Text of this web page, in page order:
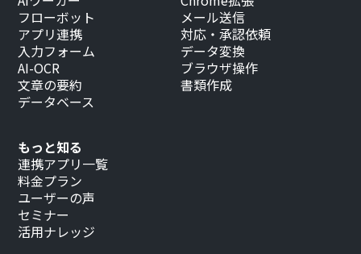
もっと知る
連携アプリ一覧
料金プラン
ユーザーの声
セミナー
活用ナレッジ
フローボット
アプリ連携
入力フォーム
AI-OCR
文章の要約
データベース
メール送信
対応・承認依頼
データ変換
ブラウザ操作
書類作成